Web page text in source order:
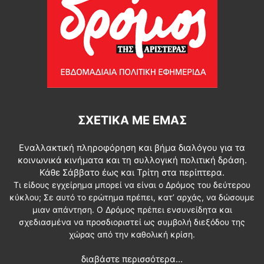
ΣΧΕΤΙΚΆ ΜΕ ΕΜΆΣ
Εναλλακτική πληροφόρηση και βήμα διαλόγου για τα
κοινωνικά κινήματα και τη συλλογική πολιτική δράση.
Κάθε Σάββατο έως και Τρίτη στα περίπτερα.
Τι είδους εγχείρημα μπορεί να είναι ο Δρόμος του δεύτερου
κύκλου; Σε αυτό το ερώτημα πρέπει, κατ’ αρχάς, να δώσουμε
μιαν απάντηση. Ο Δρόμος πρέπει ενσυνείδητα και
σχεδιασμένα να προσδιοριστεί ως συμβολή διεξόδου της
χώρας από την καθολική κρίση.
διαβάστε περισσότερα...